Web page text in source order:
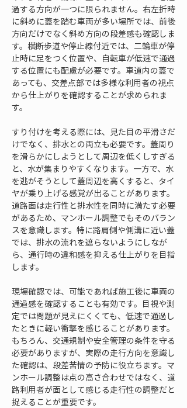
過する方向が一つに限られません。右左折時
に斜めに蓋を踏む車両が多い場所では、前後
方向だけでなく斜め方向の段差感も確認しま
す。横断歩道や停止線付近では、二輪車が停
止時に足をつく位置や、自転車が低速で通過
する位置にも配慮が必要です。車道内の蓋で
あっても、交差点部では多様な利用者の視点
から仕上がりを確認することが求められま
す。
すり付けを考える際には、見た目の平滑さだ
けでなく、排水との両立も必要です。蓋周り
を滑らかにしようとして周辺を低くしすぎる
と、水が集まりやすくなります。一方で、水
を逃がそうとして蓋周辺を高くすると、タイ
ヤが乗り上げる感覚が出ることがあります。
道路面は走行性と排水性を同時に満たす必要
があるため、マンホール調整でもそのバラン
スを意識します。特に路肩側や側溝に近い蓋
では、排水の流れを遮らないようにしなが
ら、通行時の違和感を抑える仕上がりを目指
します。
現場確認では、可能であれば施工後に車両の
通過感を確認することも有効です。目視や測
定では問題が見えにくくても、低速で通過し
たときに軽い衝撃を感じることがあります。
もちろん、交通規制や安全管理の条件を守る
必要がありますが、実際の走行方向を意識し
た確認は、段差苦情の予防に役立ちます。マ
ンホール調整は点の高さ合わせではなく、道
路利用者が面として感じる走行性の調整だと
捉えることが重要です。